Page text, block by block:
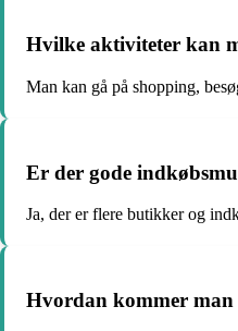
Hvilke aktiviteter kan
Man kan gå på shopping,
Er der gode
Ja, der er flere butikker og
Hvordan kommer man